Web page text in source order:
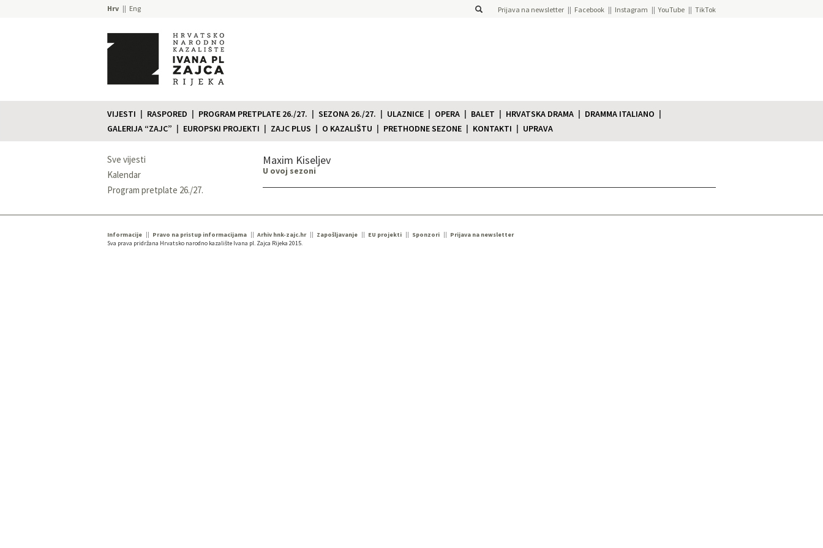
Hrv Eng Prijava na newsletter Facebook Instagram YouTube TikTok
VIJESTI RASPORED PROGRAM PRETPLATE 26./27. SEZONA 26./27. ULAZNICE OPERA BALET HRVATSKA DRAMA
DRAMMA ITALIANO
GALERIJA “ZAJC”
EUROPSKI PROJEKTI ZAJC PLUS O KAZALIŠTU PRETHODNE SEZONE KONTAKTI UPRAVA
Sve vijesti
Kalendar
Program pretplate 26./27.
Maxim Kiseljev
U ovoj sezoni
Informacije Pravo na pristup informacijama Arhiv hnk-zajc.hr Zapošljavanje EU projekti Sponzori
Prijava na newsletter
Sva prava pridržana Hrvatsko narodno kazalište Ivana pl. Zajca Rijeka 2015.